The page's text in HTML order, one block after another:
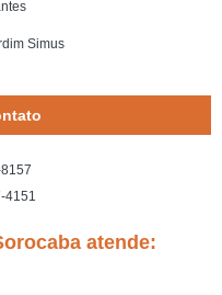
Simus
4151
atende: